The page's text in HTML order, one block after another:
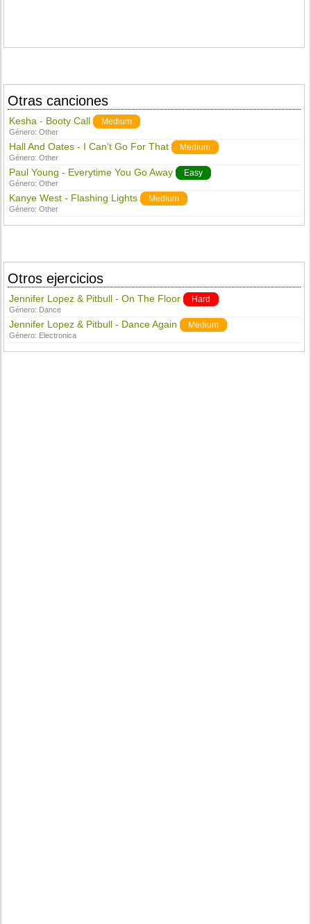
Otras canciones
Kesha - Booty Call Medium
Género:Other
Hall And Oates - I Can't Go For That Medium
Género:Other
Paul Young - Everytime You Go Away Easy
Género:Other
Kanye West - Flashing Lights Medium
Género:Other
Otros ejercicios
Jennifer Lopez & Pitbull - On The Floor Hard
Género: Dance
Jennifer Lopez & Pitbull - Dance Again Medium
Género: Electronica